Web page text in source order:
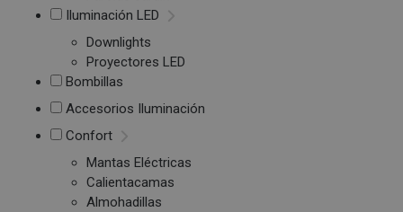
Iluminación LED
Downlights
Proyectores LED
Bombillas
Accesorios Iluminación
Confort
Mantas Eléctricas
Calientacamas
Almohadillas